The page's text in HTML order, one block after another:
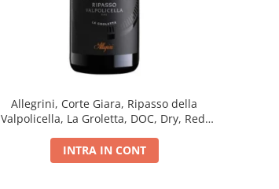
Allegrini, Corte Giara, Ripasso della
Valpolicella, La Groletta, DOC, Dry, Red,
INTRA IN CONT